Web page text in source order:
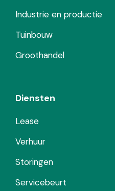
Industrie en productie
Tuinbouw
Groothandel
Diensten
Lease
Verhuur
Storingen
Servicebeurt